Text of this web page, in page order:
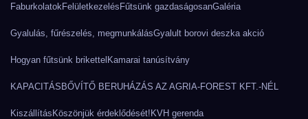
FaburkolatokFelületkezelés Fűtsünk gazdaságosanGaléria
Gyalulás, fűrészelés, megmunkálásGyalult borovi deszka akció
Hogyan fűtsünk brikettel Kamarai tanúsítvány
KAPACITÁSBŐVÍTŐ BERUHÁZÁS AZ AGRIA-FOREST KFT.-NÉL
KiszállításKöszönjük érdeklődését!KVH gerenda